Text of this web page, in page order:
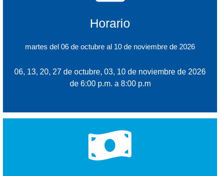
Horario
martes del 06 de octubre al 10 de noviembre de 2026
06, 13, 20, 27 de octubre, 03, 10 de noviembre de 2026
de 6:00 p.m. a 8:00 p.m